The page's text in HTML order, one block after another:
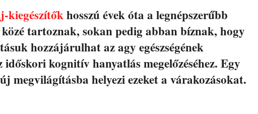
kiegészítőkhosszú évek óta a legnépszerűbb
tartoznak, sokan pedig abban bíznak, hogy
hozzájárulhat az agy egészségének
időskori kognitív hanyatlás megelőzéséhez. Egy
megvilágításba helyezi ezeket a várakozásokat.